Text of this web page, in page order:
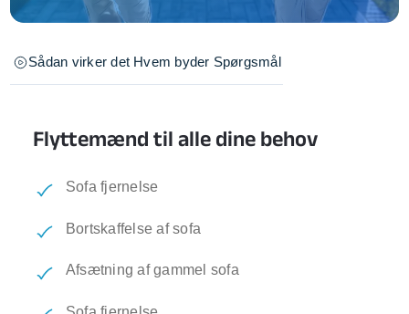
Sådan virker det Hvem byder Spørgsmål
Flyttemænd til alle dine behov
Sofa fjernelse
Bortskaffelse af sofa
Afsætning af gammel sofa